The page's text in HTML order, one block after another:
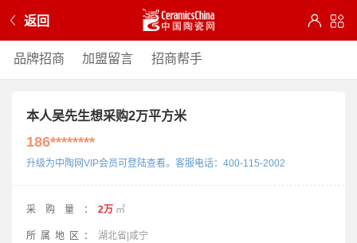
返回
品牌招商 加盟留言 招商帮手
本人吴先生想采购2万平方米
186********
升级为中陶网VIP会员可登陆查看。客服电话：400-115-2002
采购量： 2万 ㎡
所属地区： 湖北省|咸宁